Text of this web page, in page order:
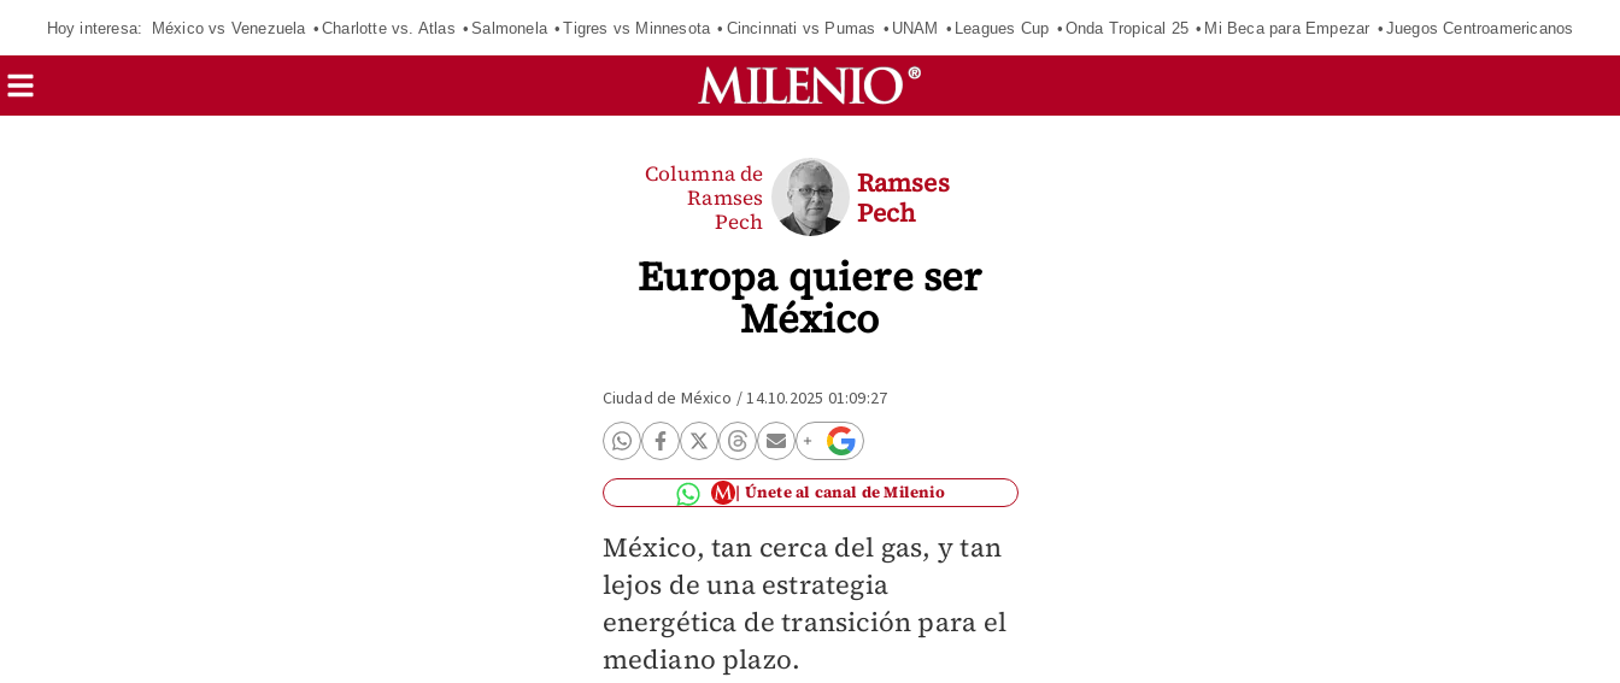
Hoy interesa: México vs Venezuela Charlotte vs. Atlas Salmonela Tigres vs Minnesota Cincinnati vs Pumas UNAM Leagues Cup Onda Tropical 25 Mi Beca para Empezar Juegos Centroamericanos
Europa quiere ser
México
Columna de
Ramses
Pech
Ramses
Pech
Ciudad de México /14.10.2025 01:09:27
Únete al canal de Milenio
México, tan cerca del gas, y tan
lejos de una estrategia
energética de transición para el
mediano plazo.